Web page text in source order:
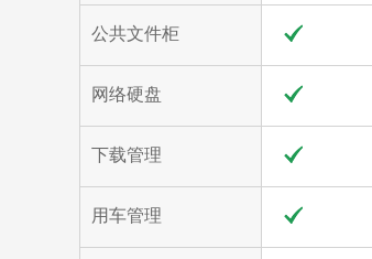
公共文件柜
网络硬盘
下载管理
用车管理